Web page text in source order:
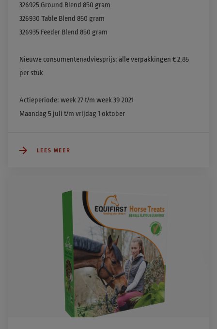
326925 Ground Blend 850 gram
326930 Table Blend 850 gram
326935 Feeder Blend 850 gram
Nieuwe consumentenadviesprijs: alle verpakkingen € 2,85
per stuk
Actieperiode: week 27 t/m week 39 2021
Maandag 5 juli t/m vrijdag 1 oktober
LEES MEER